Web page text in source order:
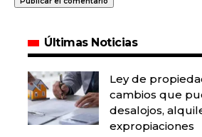
Últimas Noticias
Ley de
cambios que
desalojos,
expropiaciones